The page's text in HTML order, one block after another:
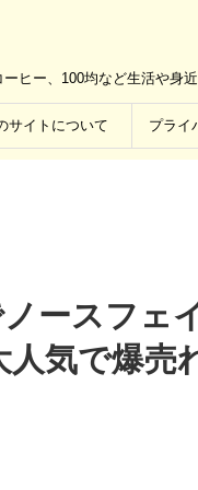
ヒー、100均など生活や身
サイトについて プライ
ースフェ
人気で爆売